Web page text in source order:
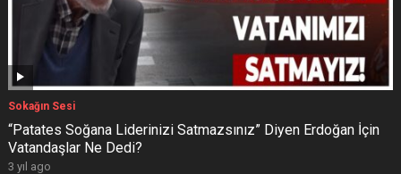
Sokağın Sesi
“Patates Soğana Liderinizi Satmazsınız” Diyen Erdoğan İçin
Vatandaşlar Ne Dedi?
3 yıl ago